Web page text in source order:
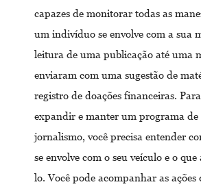
capazes de monitorar todas as
um indivíduo se envolve com a sua
leitura de uma publicação até uma
enviaram com uma sugestão de
registro de doações financeiras.
expandir e manter um programa de
jornalismo, você precisa entender
se envolve com o seu veículo e o
lo. Você pode acompanhar as ações